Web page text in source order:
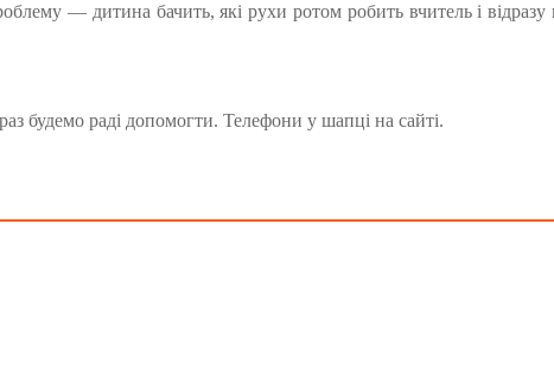
— дитина бачить, які рухи ротом робить вчитель і
будемо раді допомогти. Телефони у шапці на сайті.